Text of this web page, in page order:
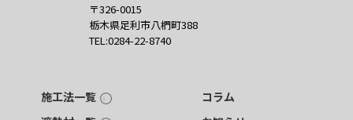
〒326-0015
栃木県足利市八椚町388
TEL:0284-22-8740
施工法一覧
コラム